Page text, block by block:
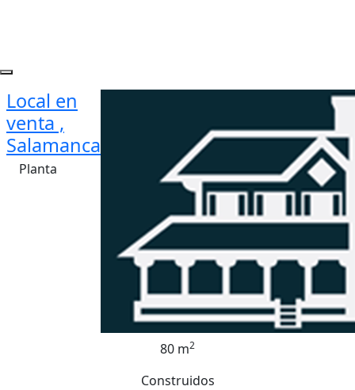
Local en
venta ,
Salamanca
Planta
80 m2
Construidos